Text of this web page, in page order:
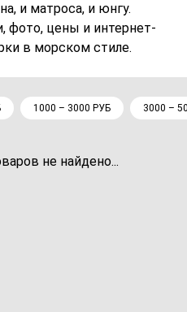
и матроса, и юнгу.
фото, цены и интернет-
в морском стиле.
1000 – 3000 РУБ 3000 –
не найдено...